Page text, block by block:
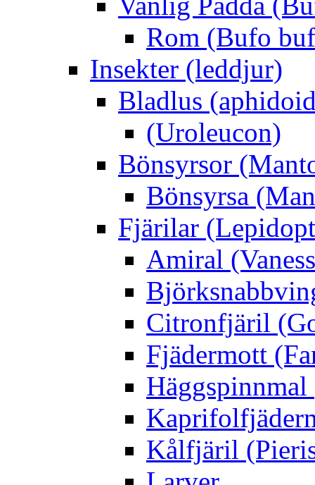
Rom (Bufo
Insekter (leddjur)
Bladlus
(Uroleucon)
Bönsyrsor
Bönsyrsa
Fjärilar
Amiral
Citronfjäril
Fjädermott
Kålfjäril